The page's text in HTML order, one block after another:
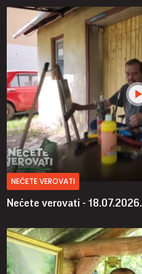
NEĆETE VEROVATI
Nećete verovati - 18.07.2026.